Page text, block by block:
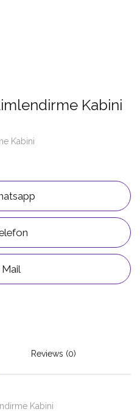
Kabini
Kabini
Mail
Reviews (0)
Kabini